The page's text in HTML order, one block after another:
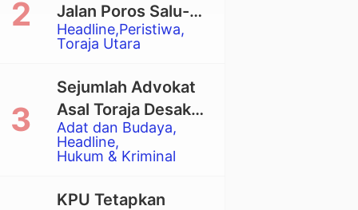
Headline Peristiwa
Toraja Utara
Jalan Poros Salu-
Dende’ Tertutup
Total
Adat dan Budaya
Headline
Hukum & Kriminal
Sejumlah Advokat
Asal Toraja Desak
Mahkamah Agung
Larang Penggunaan
Eksekusi Rumah
KPU Tetapkan